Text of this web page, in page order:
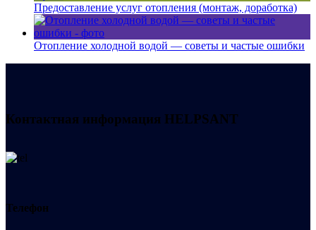
Предоставление услуг отопления (монтаж, доработка)
Отопление холодной водой — советы и частые ошибки
Контактная информация HELPSANT
Телефон